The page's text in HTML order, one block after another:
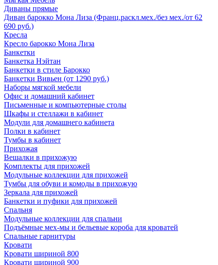
Диваны прямые
Диван барокко Мона Лиза (Франц.раскл.мех./без мех./от 62
690 руб.)
Кресла
Кресло барокко Мона Лиза
Банкетки
Банкетка Нэйтан
Банкетки в стиле Барокко
Банкетки Вивьен (от 1290 руб.)
Наборы мягкой мебели
Офис и домашний кабинет
Письменные и компьютерные столы
Шкафы и стеллажи в кабинет
Модули для домашнего кабинета
Полки в кабинет
Тумбы в кабинет
Прихожая
Вешалки в прихожую
Комплекты для прихожей
Модульные коллекции для прихожей
Тумбы для обуви и комоды в прихожую
Зеркала для прихожей
Банкетки и пуфики для прихожей
Спальня
Модульные коллекции для спальни
Подъёмные мех-мы и бельевые короба для кроватей
Спальные гарнитуры
Кровати
Кровати шириной 800
Кровати шириной 900